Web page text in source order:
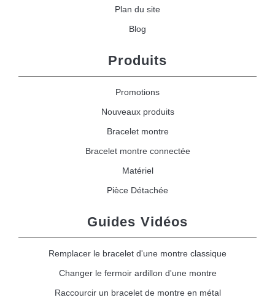
Plan du site
Blog
Produits
Promotions
Nouveaux produits
Bracelet montre
Bracelet montre connectée
Matériel
Pièce Détachée
Guides Vidéos
Remplacer le bracelet d'une montre classique
Changer le fermoir ardillon d'une montre
Raccourcir un bracelet de montre en métal